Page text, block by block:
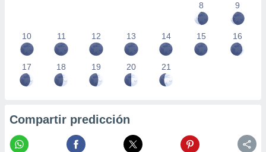
8
9
10 11 12 13 14 15 16
17 18 19 20 21
Compartir predicción